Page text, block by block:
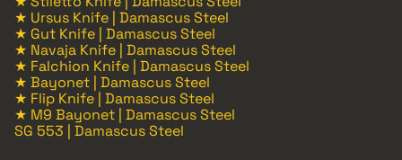
★ Ursus Knife | Damascus Steel
★ Gut Knife | Damascus Steel
★ Navaja Knife | Damascus Steel
★ Falchion Knife | Damascus Steel
★ Bayonet | Damascus Steel
★ Flip Knife | Damascus Steel
★ M9 Bayonet | Damascus Steel
SG 553 | Damascus Steel